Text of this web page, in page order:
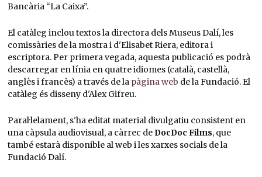
Bancària “La Caixa”.
El catàleg inclou textos la directora dels Museus Dalí, les
comissàries de la mostra i d'Elisabet Riera, editora i
escriptora. Per primera vegada, aquesta publicació es podrà
descarregar en línia en quatre idiomes (català, castellà,
anglès i francès) a través de la pàgina web de la Fundació. El
catàleg és disseny d'Alex Gifreu.
Paral·lelament, s'ha editat material divulgatiu consistent en
una càpsula audiovisual, a càrrec deDocDoc Films, que
també estarà disponible al web i les xarxes socials de la
Fundació Dalí.